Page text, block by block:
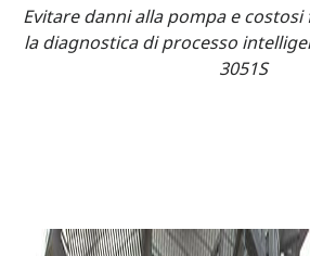
Evitare danni alla pompa e
la diagnostica di processo
3051S